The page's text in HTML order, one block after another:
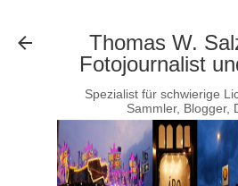
Thomas W.
Fotojournalist
Spezialist für schwierige
Sammler, Blogger,